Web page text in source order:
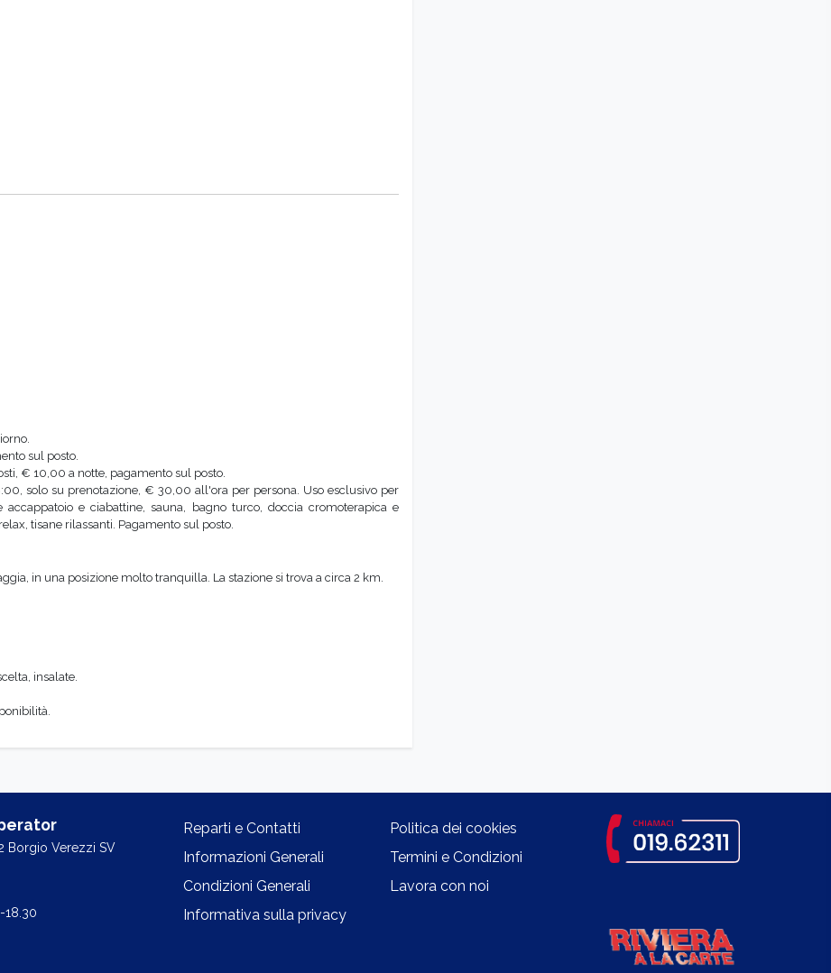
sul posto.
€ 10,00 a notte, pagamento sul posto.
solo su prenotazione, € 30,00 all'ora per persona. Uso esclusivo per
e ciabattine, sauna, bagno turco, doccia cromoterapica e
tisane rilassanti. Pagamento sul posto.
in una posizione molto tranquilla. La stazione si trova a circa 2 km.
insalate.
Borgio Verezzi SV
18.30
Reparti e Contatti
Informazioni Generali
Condizioni Generali
Informativa sulla privacy
Politica dei cookies
Termini e Condizioni
Lavora con noi